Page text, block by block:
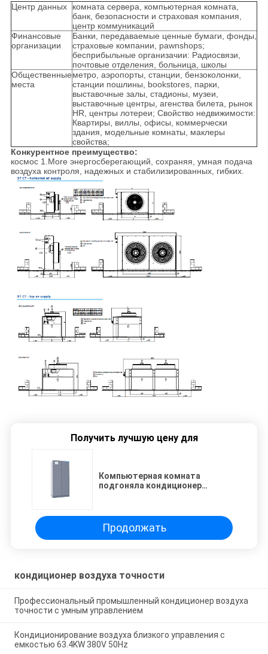
Центр данных
комната сервера, компьютерная комната,
банк, безопасности и страховая компания,
центр коммуникаций
Финансовые
организации
Банки, передаваемые ценные бумаги, фонды,
страховые компании, pawnshops;
бесприбыльные организачии: Радиосвязи,
почтовые отделения, больница, школы
Общественные
места
метро, аэропорты, станции, бензоколонки,
станции пошлины, bookstores, парки,
выставочные залы, стадионы, музеи,
выставочные центры, агенства билета, рынок
HR, центры лотереи; Свойство недвижимости:
Квартиры, виллы, офисы, коммерчески
здания, модельные комнаты, маклеры
свойства;
Конкурентное преимущество:
космос 1.More энергосберегающий, сохраняя, умная подача
воздуха контроля, надежных и стабилизированных, гибких.
Получить лучшую цену для
Компьютерная комната
подгоняла кондиционер
Продолжать
кондиционер воздуха точности
Профессиональный промышленный кондиционер воздуха
точности с умным управлением
Кондиционирование воздуха близкого управления с
емкостью 63.4KW 380V 50Hz